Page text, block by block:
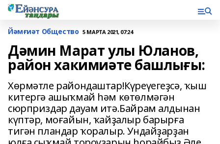
Йәмғиәт Общество 5 МАРТА 2021, 07:24
Дәмин Марат улы Юланов,
район хакимиәте башлығы:
Хөрмәтле райондаштар!Күреүегеҙсә, ҡыш
китергә ашыҡмай һәм көтөлмәгән
сюрприздар дауам итә.Байрам алдынан
күптәр, моғайын, ҡайҙалыр барырға
тигән пландар ҡоралыр. Ундайҙарҙан